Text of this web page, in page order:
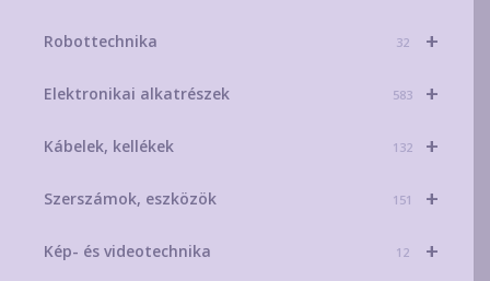
+
Robottechnika 32
+
Elektronikai alkatrészek 583
+
Kábelek, kellékek 132
+
Szerszámok, eszközök 151
+
Kép- és videotechnika 12